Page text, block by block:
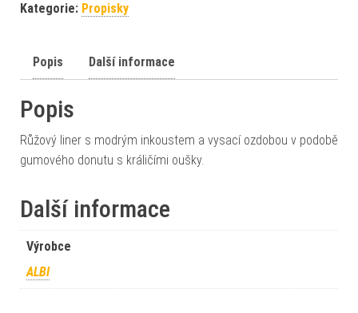
Kategorie: Propisky
Popis Další informace
Popis
Růžový liner s modrým inkoustem a vysací ozdobou v podobě
gumového donutu s králičími oušky.
Další informace
Výrobce
ALBI